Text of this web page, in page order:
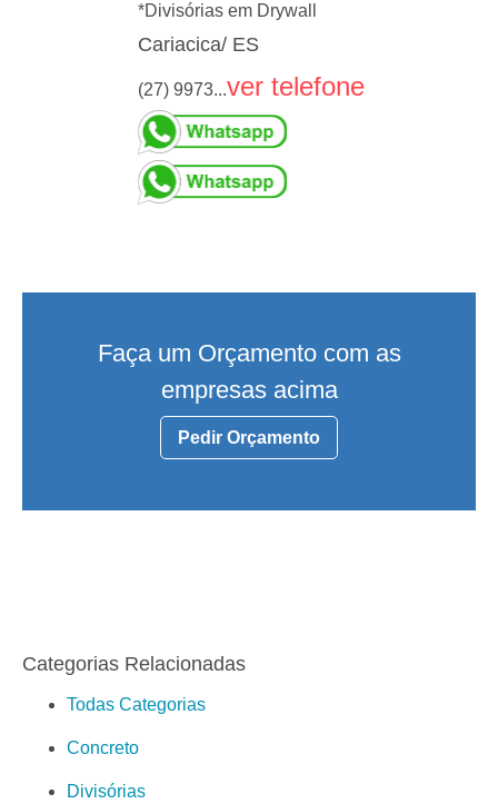
*Divisórias em Drywall
Cariacica/ ES
(27) 9973...ver telefone
Faça um Orçamento com as
empresas acima
Pedir Orçamento
Categorias Relacionadas
Todas Categorias
Concreto
Divisórias